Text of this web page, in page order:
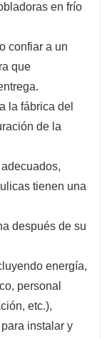
en frío
confiar a un
que
la fábrica del
de la
tienen una
después de su
energía,
personal
etc.),
instalar y